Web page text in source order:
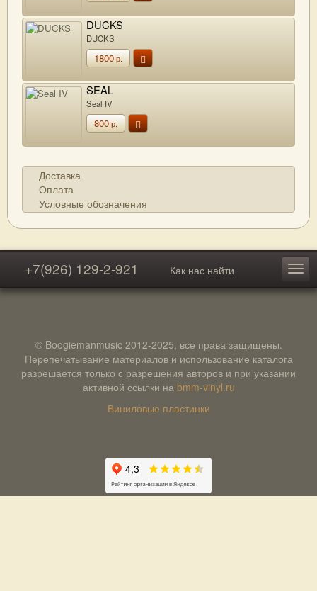
DUCKS
DUCKS
1800р.
SEAL
Seal IV
800р.
Доставка
Оплата
Условные обозначения
+7(926) 129-2-921 Как нас найти
© Boogiemanmusic 2012-2025, все права защищены.
Перепечатывание материалов и использование каталога
разрешается только с разрешения авторов и при указании
активной ссылки на bmm-vinyl.ru
Виниловые пластинки